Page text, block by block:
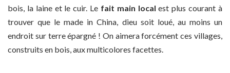
bois, la laine et le cuir. Le fait main local est plus courant à
trouver que le made in China, dieu soit loué, au moins un
endroit sur terre épargné ! On aimera forcément ces villages,
construits en bois, aux multicolores facettes.